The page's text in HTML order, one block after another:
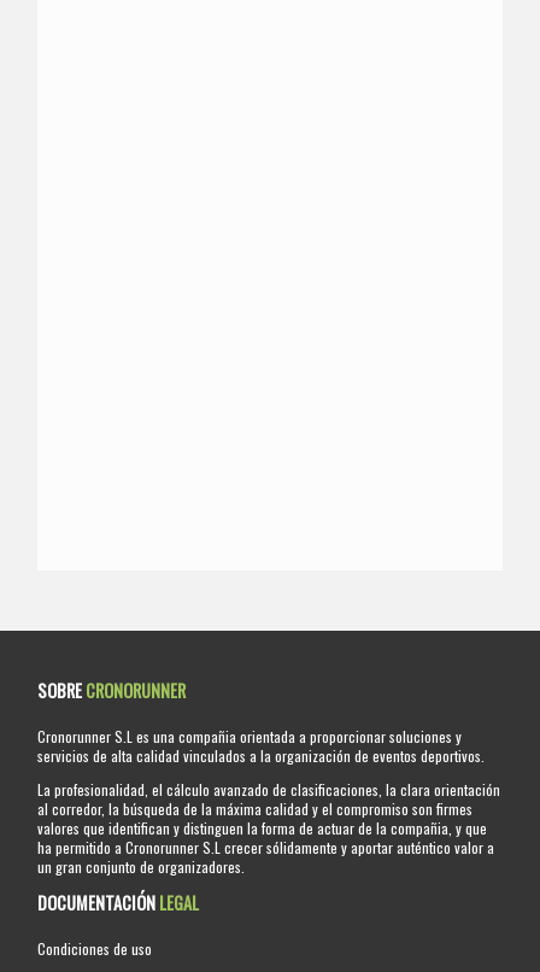
SOBRECRONORUNNER
Cronorunner S.L es una compañia orientada a proporcionar soluciones y
servicios de alta calidad vinculados a la organización de eventos deportivos.
La profesionalidad, el cálculo avanzado de clasificaciones, la clara orientación
al corredor, la búsqueda de la máxima calidad y el compromiso son firmes
valores que identifican y distinguen la forma de actuar de la compañia, y que
ha permitido a Cronorunner S.L crecer sólidamente y aportar auténtico valor a
un gran conjunto de organizadores.
DOCUMENTACIÓNLEGAL
Condiciones de uso